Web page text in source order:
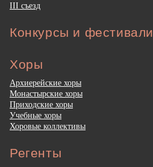
III съезд
Конкурсы и фестивали
Хоры
Архиерейские хоры
Монастырские хоры
Приходские хоры
Учебные хоры
Хоровые коллективы
Регенты